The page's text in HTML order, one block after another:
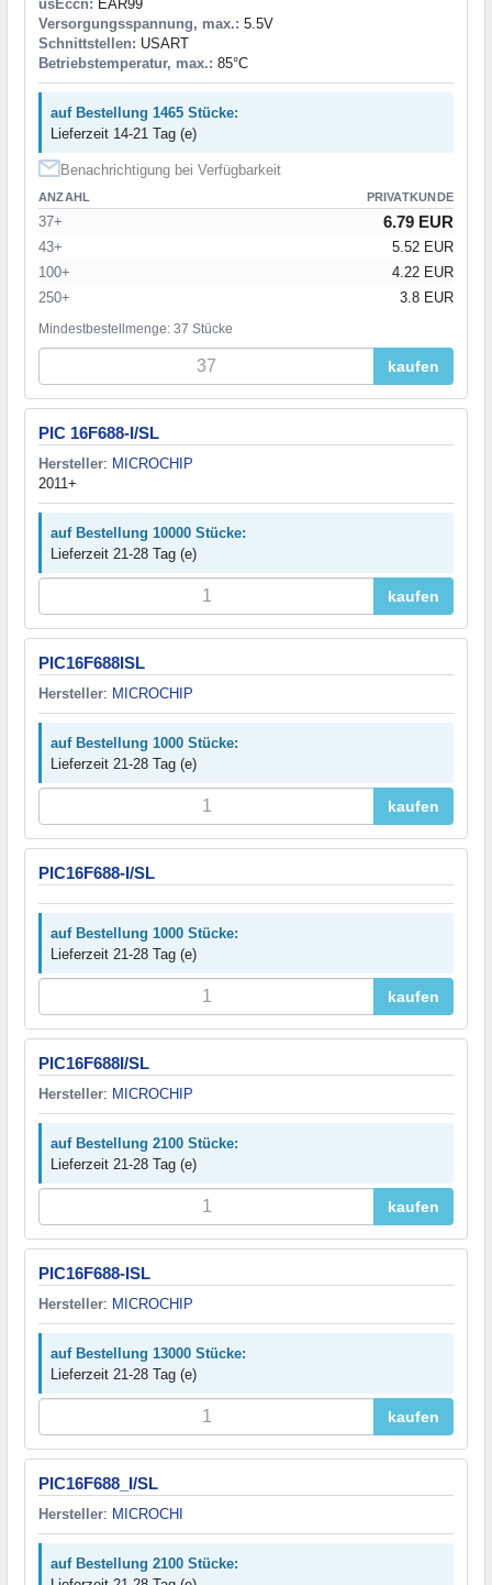
usEccn: EAR99
Versorgungsspannung, max.: 5.5V
Schnittstellen: USART
Betriebstemperatur, max.: 85°C
auf Bestellung 1465 Stücke:
Lieferzeit 14-21 Tag (e)
Benachrichtigung bei Verfügbarkeit
ANZAHL PRIVATKUNDE
37+ 6.79 EUR
43+
5.52 EUR
100+
4.22 EUR
250+
3.8 EUR
Mindestbestellmenge: 37 Stücke
kaufen
PIC 16F688-I/SL
Hersteller: MICROCHIP
2011+
auf Bestellung 10000 Stücke:
Lieferzeit 21-28 Tag (e)
kaufen
PIC16F688ISL
Hersteller: MICROCHIP
auf Bestellung 1000 Stücke:
Lieferzeit 21-28 Tag (e)
kaufen
PIC16F688-I/SL
auf Bestellung 1000 Stücke:
Lieferzeit 21-28 Tag (e)
kaufen
PIC16F688I/SL
Hersteller: MICROCHIP
auf Bestellung 2100 Stücke:
Lieferzeit 21-28 Tag (e)
kaufen
PIC16F688-ISL
Hersteller: MICROCHIP
auf Bestellung 13000 Stücke:
Lieferzeit 21-28 Tag (e)
kaufen
PIC16F688_I/SL
Hersteller: MICROCHI
auf Bestellung 2100 Stücke: